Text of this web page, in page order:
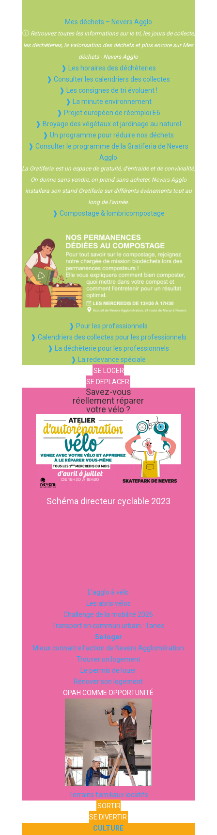
Mes déchets – Nevers Agglo
ⓘ Retrouvez toutes les informations sur le tri, les jours de collecte,
les déchèteries, la valorisation des déchets et plus encore sur Mes
déchets - Nevers Agglo
❱ Les horaires des déchèteries
❱ Consulter les calendriers des collectes
❱ Les consignes de tri évoluent !
❱ La minute environnement
❱ Projet européen de réemploi E6
❱ Broyage des végétaux et jardinage au naturel
❱ Un programme pour réduire nos déchets
❱ Consulter le programme de la Gratiferia de Nevers
Agglo
La Gratiferia est un espace de gratuité, d’entraide et de convivialité.
On donne sans vendre, on prend sans acheter. Nevers Agglo
installera son stand Gratiferia sur différents événements tout au
long de l’année.
❱ Compostage & lombricompostage
❱ Pour les professionnels
❱ Calendriers des collectes pour les professionnels
❱ La déchèterie pour les professionnels
❱ La redevance spéciale
SE LOGER
SE DEPLACER
Savez-vous
réellement réparer
votre vélo ?
Schéma directeur cyclable 2023
L’agglo à vélo
Les abris vélos
Challenge de la mobilité 2026
Transport en commun urbain : Taneo
Se loger
Mieux connaitre l’action de Nevers Agglomération
Trouver un logement
Le permis de louer
Rénover son logement
OPAH COMME OPPORTUNITÉ
Terrains familiaux locatifs
SORTIR
SE DIVERTIR
CULTURE